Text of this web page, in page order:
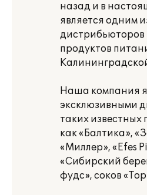
назад и в
является одним
дистрибьюторов
продуктов
Наша компания
эксклюзивными
таких известных
как «Балтика»,
«Миллер», «Efes
«Сибирский
фудс», соков